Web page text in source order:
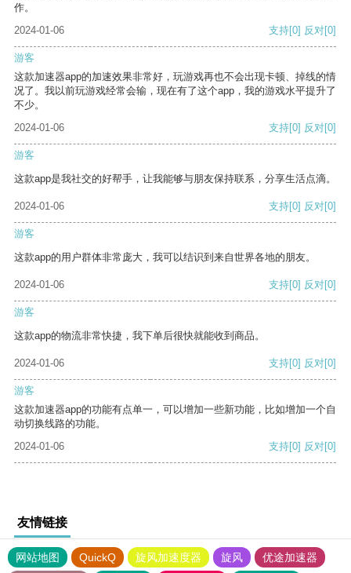
作。
2024-01-06
支持[0] 反对[0]
游客
这款加速器app的加速效果非常好，玩游戏再也不会出现卡顿、掉线的情
况了。我以前玩游戏经常会输，现在有了这个app，我的游戏水平提升了
不少。
2024-01-06
支持[0] 反对[0]
游客
这款app是我社交的好帮手，让我能够与朋友保持联系，分享生活点滴。
2024-01-06 支持[0] 反对[0]
游客
这款app的用户群体非常庞大，我可以结识到来自世界各地的朋友。
2024-01-06 支持[0] 反对[0]
游客
这款app的物流非常快捷，我下单后很快就能收到商品。
2024-01-06 支持[0] 反对[0]
游客
这款加速器app的功能有点单一，可以增加一些新功能，比如增加一个自
动切换线路的功能。
2024-01-06
支持[0] 反对[0]
友情链接
网站地图 QuickQ 旋风加速度器 旋风 优途加速器